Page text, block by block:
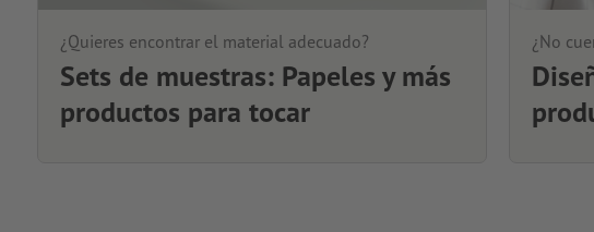
¿Quieres encontrar el material adecuado?
Sets de muestras: Papeles y más
productos para tocar
¿No